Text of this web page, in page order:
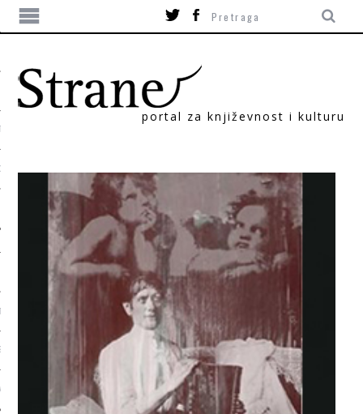
portal za književnost i kulturu